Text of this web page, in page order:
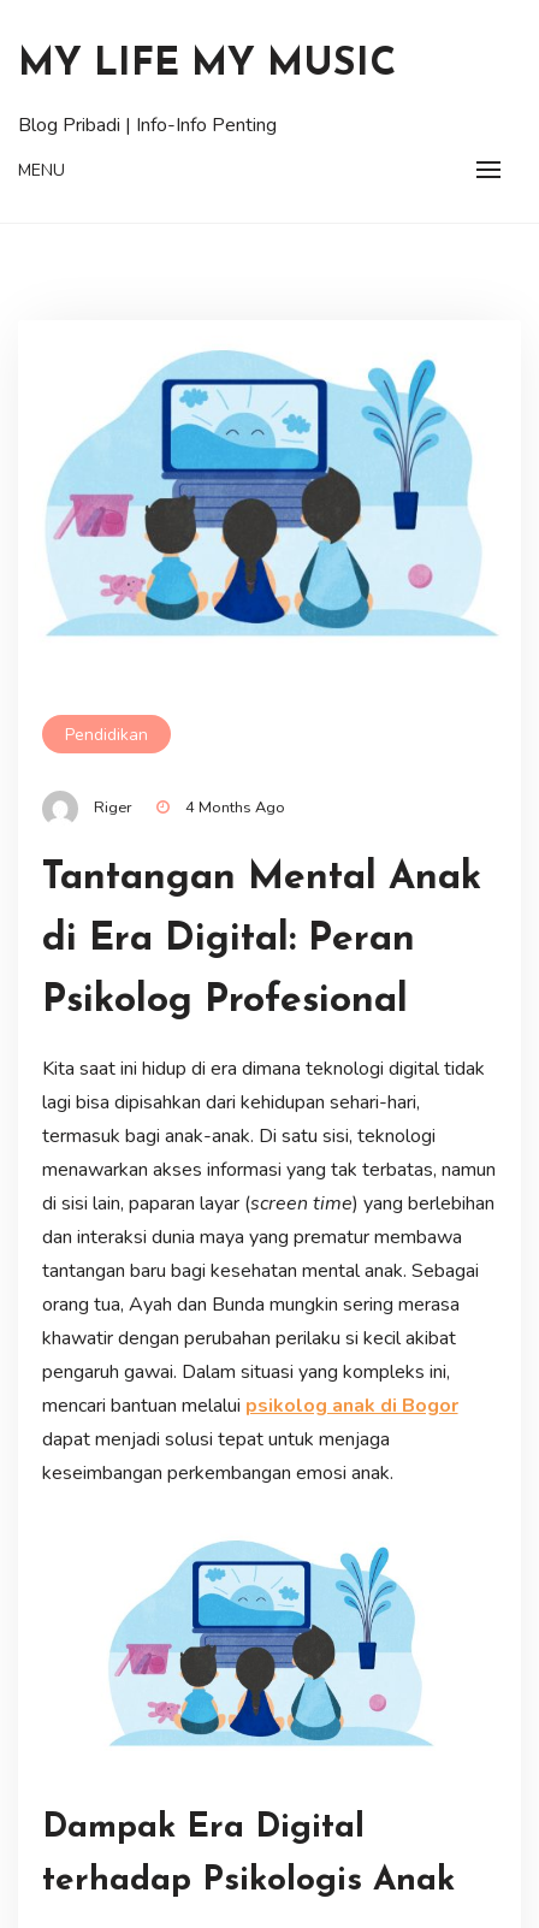
content
MY LIFE MY MUSIC
Blog Pribadi | Info-Info Penting
MENU
Pendidikan
Riger 4 Months Ago
Tantangan Mental Anak
di Era Digital: Peran
Psikolog Profesional
Kita saat ini hidup di era dimana teknologi digital tidak
lagi bisa dipisahkan dari kehidupan sehari-hari,
termasuk bagi anak-anak. Di satu sisi, teknologi
menawarkan akses informasi yang tak terbatas, namun
di sisi lain, paparan layar (screen time) yang berlebihan
dan interaksi dunia maya yang prematur membawa
tantangan baru bagi kesehatan mental anak. Sebagai
orang tua, Ayah dan Bunda mungkin sering merasa
khawatir dengan perubahan perilaku si kecil akibat
pengaruh gawai. Dalam situasi yang kompleks ini,
mencari bantuan melalui psikolog anak di Bogor
dapat menjadi solusi tepat untuk menjaga
keseimbangan perkembangan emosi anak.
Dampak Era Digital
terhadap Psikologis Anak